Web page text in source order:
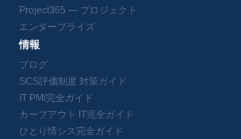
Project365 — プロジェクト
エンタープライズ
情報
ブログ
SCS評価制度 対策ガイド
IT PMI完全ガイド
カーブアウト IT完全ガイド
ひとり情シス完全ガイド